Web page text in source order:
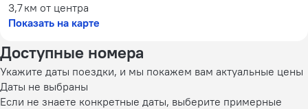
3,7 км от центра
Показать на карте
Доступные номера
Укажите даты поездки, и мы покажем вам актуальные цены
Даты не выбраны
Если не знаете конкретные даты, выберите примерные